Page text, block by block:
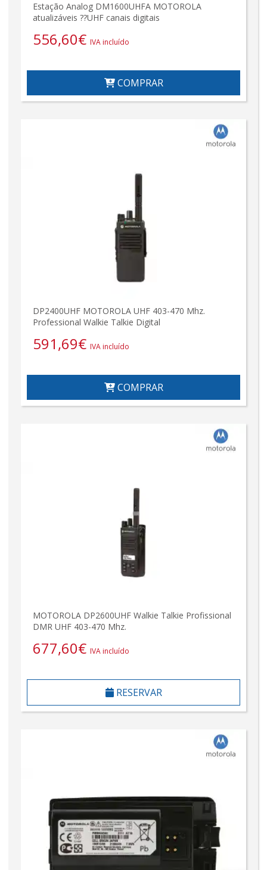
Estação Analog DM1600UHFA MOTOROLA
atualizáveis ??UHF canais digitais
556,60€ IVA incluído
COMPRAR
DP2400UHF MOTOROLA UHF 403-470 Mhz.
Professional Walkie Talkie Digital
591,69€ IVA incluído
COMPRAR
MOTOROLA DP2600UHF Walkie Talkie Profissional
DMR UHF 403-470 Mhz.
677,60€ IVA incluído
RESERVAR